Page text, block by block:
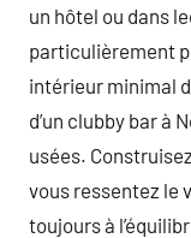
un hôtel ou dans
particulièrement
intérieur minimal
d’un clubby bar à
usées.
vous ressentez le
toujours à